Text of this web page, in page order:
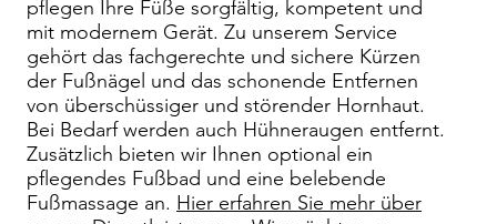
pflegen Ihre Füße sorgfältig, kompetent und
mit modernem Gerät. Zu unserem Service
gehört das fachgerechte und sichere Kürzen
der Fußnägel und das schonende Entfernen
von überschüssiger und störender Hornhaut.
Bei Bedarf werden auch Hühneraugen entfernt.
Zusätzlich bieten wir Ihnen optional ein
pflegendes Fußbad und eine belebende
Fußmassage an. Hier erfahren Sie mehr über